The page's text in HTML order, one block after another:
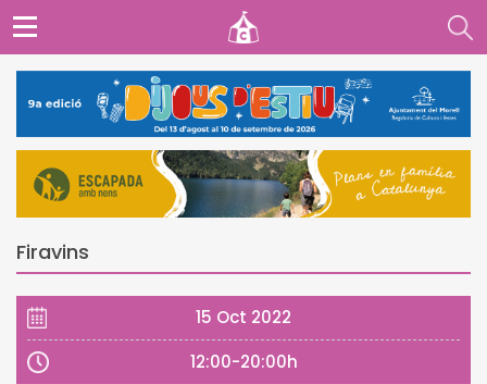
Firavins
15 Oct 2022
12:00-20:00h